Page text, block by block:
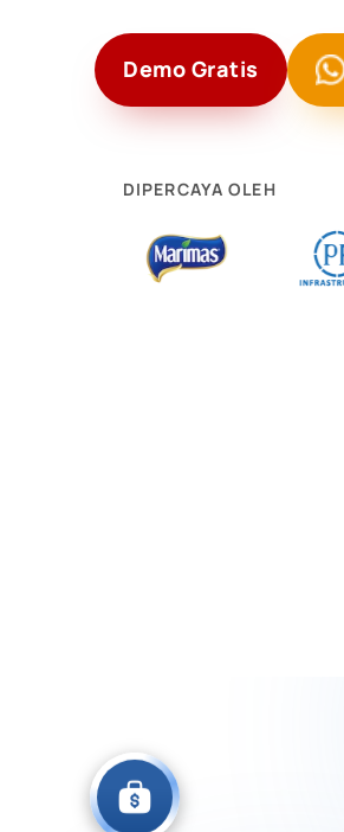
Demo Gratis
DIPERCAYA OLEH